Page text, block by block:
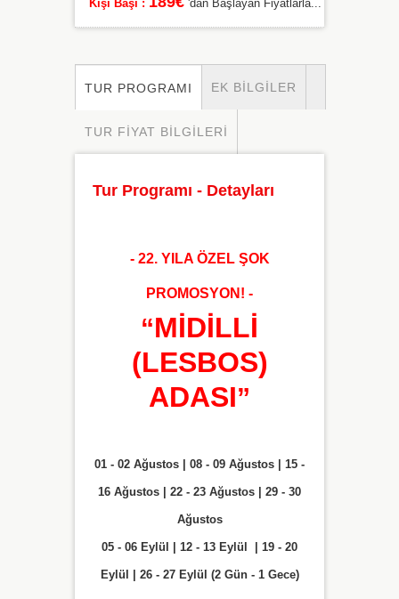
Kişi Başı : 'dan Başlayan Fiyatlarla...
TUR PROGRAMI EK BILGILER
TUR FIYAT BILGILERI
Tur Programı - Detayları
- 22. YILA ÖZEL ŞOK
PROMOSYON! -
“MİDİLLİ
(LESBOS)
ADASI”
01 - 02 Ağustos | 08 - 09 Ağustos | 15 -
16 Ağustos | 22 - 23 Ağustos | 29 - 30
Ağustos
05 - 06 Eylül | 12 - 13 Eylül | 19 - 20
Eylül | 26 - 27 Eylül (2 Gün - 1 Gece)